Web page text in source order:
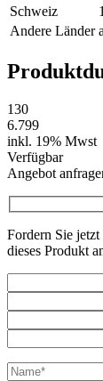
Schweiz
Andere Länder
130
6.799
inkl. 19% Mwst
Verfügbar
Angebot
Fordern Sie
dieses Produkt